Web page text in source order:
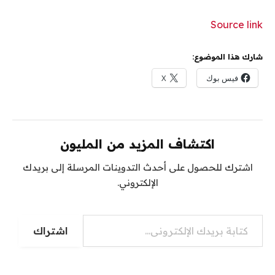
Source link
شارك هذا الموضوع:
فيس بوك X
اكتشاف المزيد من المليون
اشترك للحصول على أحدث التدوينات المرسلة إلى بريدك
الإلكتروني.
اشتراك